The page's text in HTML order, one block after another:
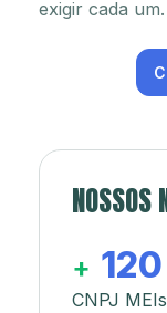
exigir cada um.
NOSSOS
+ 120
CNPJ